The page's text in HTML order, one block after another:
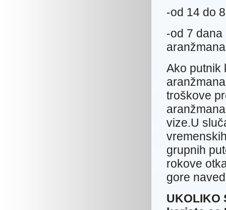
-od 14 do
-od 7
Ako putnik
troškove
vize.U
grupnih
rokove
gore
UKOLIKO